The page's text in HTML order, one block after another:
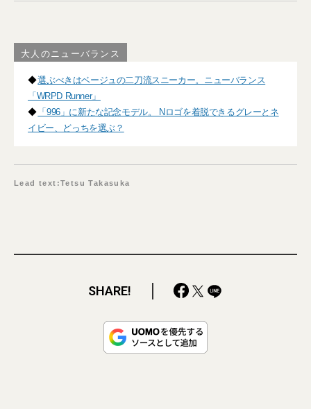
大人のニューバランス
◆選ぶべきはベージュの二刀流スニーカー。ニューバランス
「WRPD Runner」
◆ 「996」に新たな記念モデル。 Nロゴを着脱できるグレーとネ
イビー、どっちを選ぶ？
Lead text:Tetsu Takasuka
SHARE!